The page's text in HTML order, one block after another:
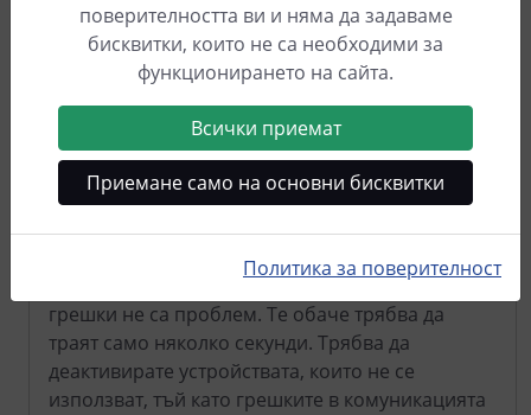
плочка, въпреки че е прикачен - както и всички
деактивирани устройства.
Червеният символ в заглавието на плочката
показва, че в момента мениджърът за
зареждане не може да комуникира с
устройството. В раздел "Разширена
информация" можете да видите броя на
възникналите до момента грешки при
комуникация, както и от колко време
комуникацията не работи. Спорадичните
грешки не са проблем. Те обаче трябва да
траят само няколко секунди. Трябва да
деактивирате устройствата, които не се
използват, тъй като грешките в комуникацията
поверителността ви и няма да задаваме
бисквитки, които не са необходими за
функционирането на сайта.
Всички приемат
Приемане само на основни бисквитки
Политика за поверителност